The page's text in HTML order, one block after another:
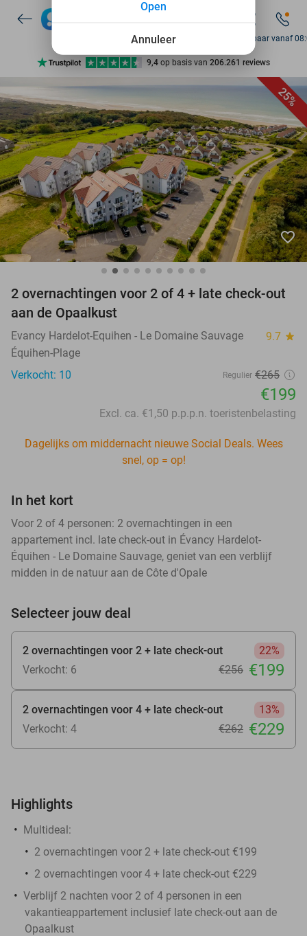
7 dagen per week beschikbaar
10+ miljoen leden
9,4 op basis van 206.261 reviews
Ontdek 15.000+ deals
7 dagen per week beschikbaar
10+ miljoen leden
Bereikbaar vanaf
25%
favorite_border
2 overnachtingen voor 2 of 4 + late check-out
aan de Opaalkust
Evancy Hardelot-Equihen - Le Domaine Sauvage 9.7 star
Équihen-Plage
Verkocht: 10
Regulier €265
€199
Excl. ca. €1,50 p.p.p.n. toeristenbelasting
Dagelijks om middernacht nieuwe Social Deals. Wees
snel, op = op!
In het kort
Voor 2 of 4 personen: 2 overnachtingen in een
appartement incl. late check-out in Évancy Hardelot-
Équihen - Le Domaine Sauvage, geniet van een verblijf
midden in de natuur aan de Côte d'Opale
Selecteer jouw deal
2 overnachtingen voor 2 + late check-out
22%
Verkocht: 6
€256 €199
2 overnachtingen voor 4 + late check-out
13%
Verkocht: 4
€262 €229
Highlights
Multideal:
2 overnachtingen voor 2 + late check-out €199
2 overnachtingen voor 4 + late check-out €229
Verblijf 2 nachten voor 2 of 4 personen in een
vakantieappartement inclusief late check-out aan de
Opaalkust
Annuleer
Open